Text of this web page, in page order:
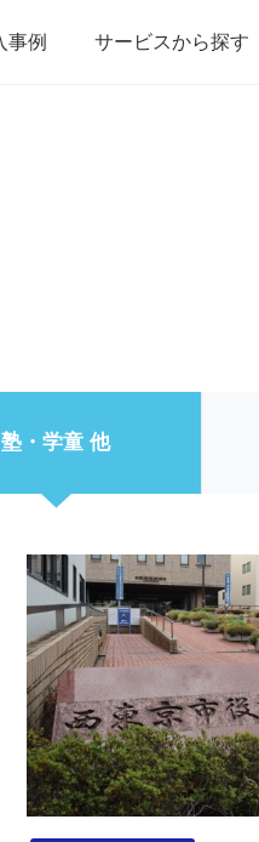
事例 サービスから探す
塾・学童 他